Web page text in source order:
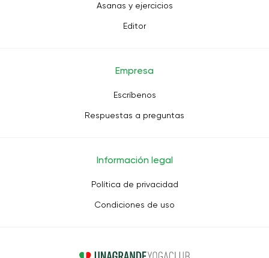
Asanas y ejercicios
Editor
Empresa
Escríbenos
Respuestas a preguntas
Información legal
Política de privacidad
Condiciones de uso